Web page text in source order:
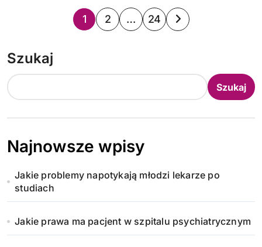
S
n
i
o
a
1 2 … 24
Szukaj
Szukaj
Najnowsze wpisy
Jakie problemy napotykają młodzi lekarze po
studiach
Jakie prawa ma pacjent w szpitalu psychiatrycznym